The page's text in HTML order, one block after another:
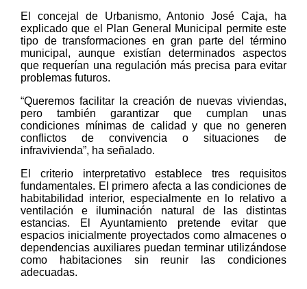
El concejal de Urbanismo, Antonio José Caja, ha
explicado que el Plan General Municipal permite este
tipo de transformaciones en gran parte del término
municipal, aunque existían determinados aspectos
que requerían una regulación más precisa para evitar
problemas futuros.
“Queremos facilitar la creación de nuevas viviendas,
pero también garantizar que cumplan unas
condiciones mínimas de calidad y que no generen
conflictos de convivencia o situaciones de
infravivienda”, ha señalado.
El criterio interpretativo establece tres requisitos
fundamentales. El primero afecta a las condiciones de
habitabilidad interior, especialmente en lo relativo a
ventilación e iluminación natural de las distintas
estancias. El Ayuntamiento pretende evitar que
espacios inicialmente proyectados como almacenes o
dependencias auxiliares puedan terminar utilizándose
como habitaciones sin reunir las condiciones
adecuadas.